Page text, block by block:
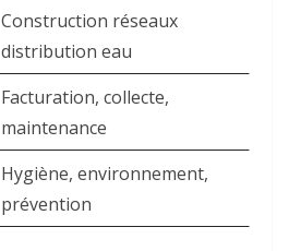
Construction réseaux
distribution eau ​
Facturation, collecte,
maintenance ​
Hygiène, environnement,
prévention ​